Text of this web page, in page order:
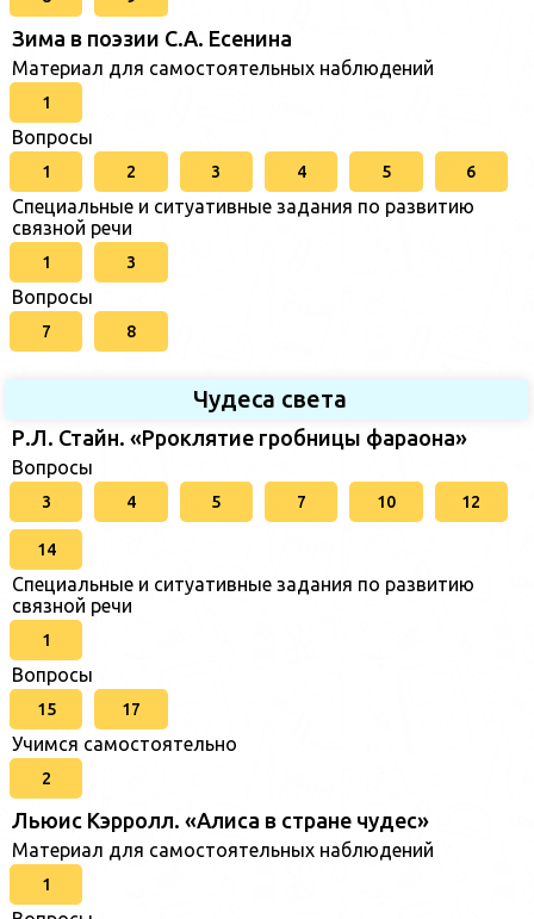
Зима в поэзии С.А. Есенина
Материал для самостоятельных наблюдений
1
Вопросы
1 2 3 4 5 6
Специальные и ситуативные задания по развитию
связной речи
1 3
Вопросы
7 8
Чудеса света
Р.Л. Стайн. «Рроклятие гробницы фараона»
Вопросы
3 4 5 7 10 12
14
Специальные и ситуативные задания по развитию
связной речи
1
Вопросы
15 17
Учимся самостоятельно
2
Льюис Кэрролл. «Алиса в стране чудес»
Материал для самостоятельных наблюдений
1